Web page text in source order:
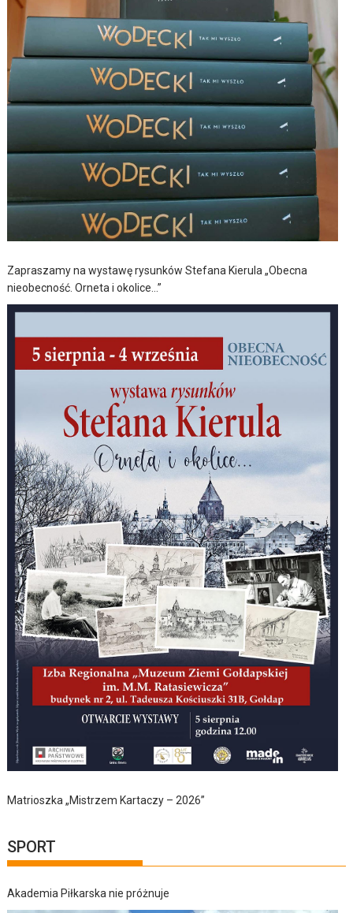
Zapraszamy na wystawę rysunków Stefana Kierula „Obecna
nieobecność. Orneta i okolice…”
Matrioszka „Mistrzem Kartaczy – 2026”
SPORT
Akademia Piłkarska nie próżnuje